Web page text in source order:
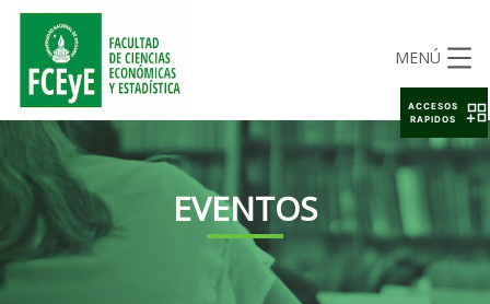
MENÚ
EVENTOS
ACCESOS
RAPIDOS